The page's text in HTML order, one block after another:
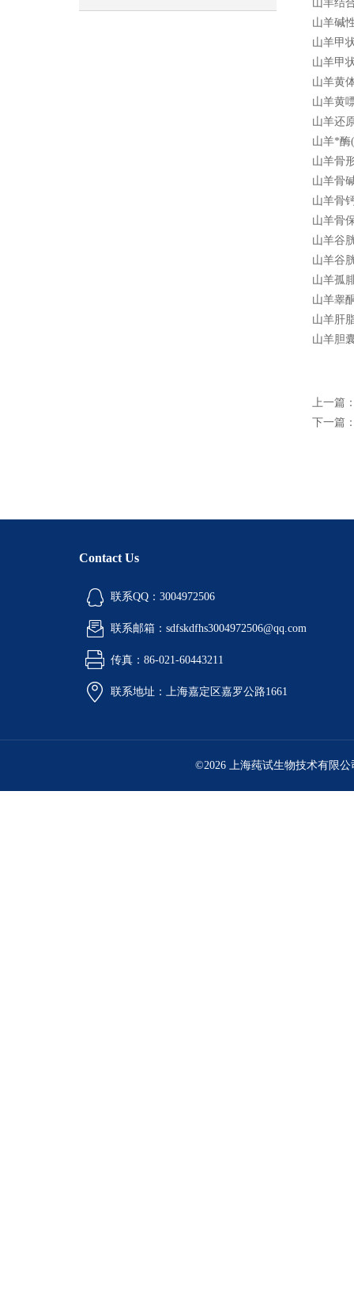
山羊结
山羊碱
山羊甲
山羊甲
山羊黄
山羊黄
山羊还
山羊*酶
山羊骨
山羊骨
山羊骨
山羊骨
山羊谷
山羊谷
山羊孤
山羊睾
山羊肝
山羊胆
上一篇
下一篇
Contact Us
联系QQ：3004972506
联系邮箱：sdfskdfhs3004972506@qq.com
传真：86-021-60443211
联系地址：上海嘉定区嘉罗公路1661
©2026 上海莼试生物技术有限